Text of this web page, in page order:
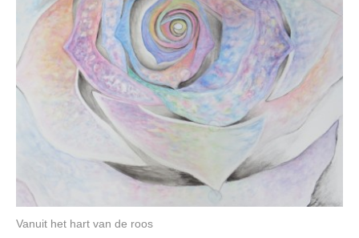
Vanuit het hart van de roos